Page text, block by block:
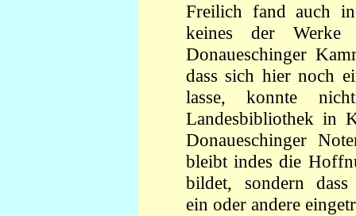
Freilich fand auch
keines der Werke
Donaueschinger
dass sich hier noch
lasse, konnte
Landesbibliothek in
Donaueschinger
bleibt indes die
bildet, sondern
ein oder andere